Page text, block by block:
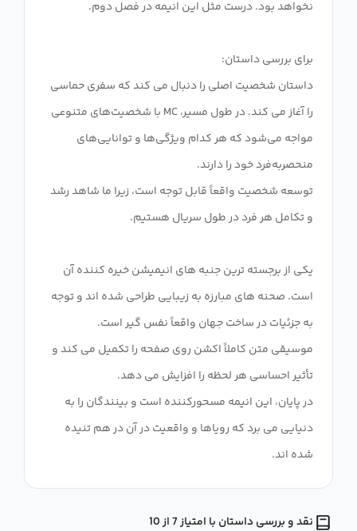
داستان شخصیت اصلی را دنبال می کند که سفری حماسی
را آغاز می کند. در طول مسیر، MC با شخصیت‌های متنوعی
مواجه می‌شود که هر کدام ویژگی‌ها و توانایی‌های
توسعه شخصیت واقعاً قابل توجه است، زیرا ما شاهد رشد
یکی از برجسته ترین جنبه های انیمیشن خیره کننده آن
است. صحنه های مبارزه به زیبایی طراحی شده اند و توجه
موسیقی متن کاملاً اکشن روی صفحه را تکمیل می کند و
در پایان، این انیمه مسحورکننده است و بینندگان را به
دنیایی می برد که رویاها و واقعیت در آن در هم تنیده
شده اند.
نقد و بررسی داستان با امتیاز 7 از 10